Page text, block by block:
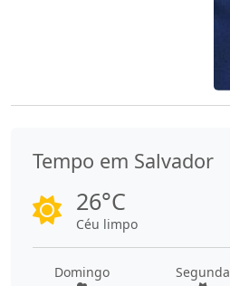
Tempo em Salvador
26°C
Céu limpo
Domingo Segunda